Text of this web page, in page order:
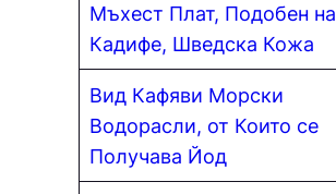
Мъхест Плат, Подобен на
Кадифе, Шведска Кожа
Вид Кафяви Морски
Водорасли, от Които се
Получава Йод